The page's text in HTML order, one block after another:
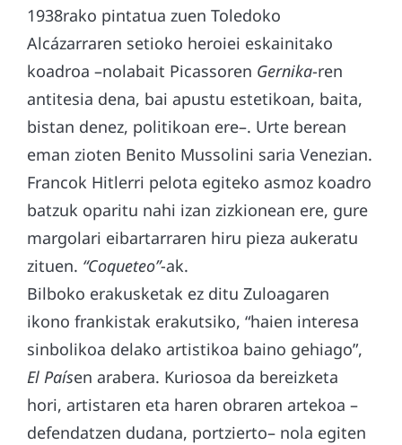
1938rako pintatua zuen Toledoko
Alcázarraren setioko heroiei eskainitako
koadroa –nolabait Picassoren Gernika-ren
antitesia dena, bai apustu estetikoan, baita,
bistan denez, politikoan ere–. Urte berean
eman zioten Benito Mussolini saria Venezian.
Francok Hitlerri pelota egiteko asmoz koadro
batzuk oparitu nahi izan zizkionean ere, gure
margolari eibartarraren hiru pieza aukeratu
zituen. “Coqueteo”-ak.
Bilboko erakusketak ez ditu Zuloagaren
ikono frankistak erakutsiko, “haien interesa
sinbolikoa delako artistikoa baino gehiago”,
El Paísen arabera. Kuriosoa da bereizketa
hori, artistaren eta haren obraren artekoa –
defendatzen dudana, portzierto– nola egiten